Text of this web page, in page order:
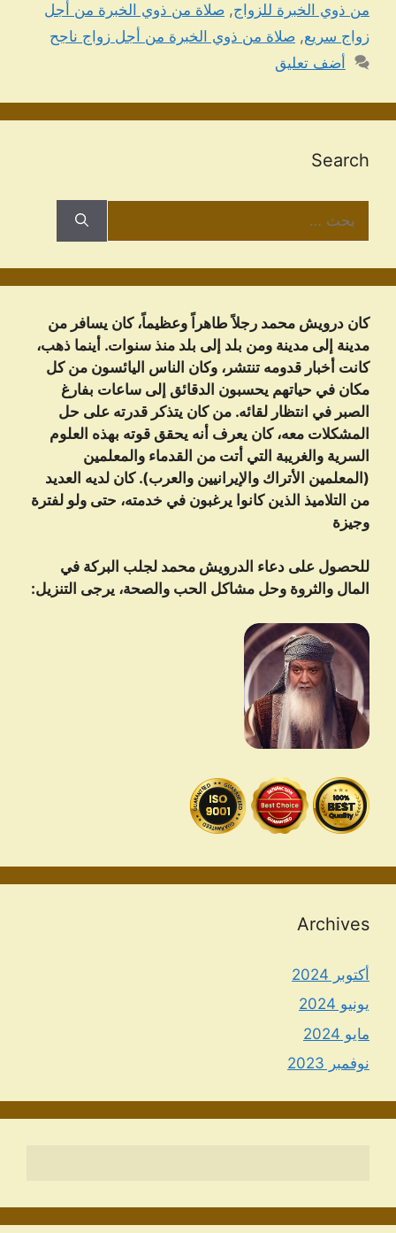
من ذوي الخبرة للزواج, صلاة من ذوي الخبرة من أجل
زواج سريع, صلاة من ذوي الخبرة من أجل زواج ناجح
أضف تعليق
Search
عن:
كان درويش محمد رجلاً طاهراً وعظيماً، كان يسافر من
مدينة إلى مدينة ومن بلد إلى بلد منذ سنوات. أينما ذهب،
كانت أخبار قدومه تنتشر، وكان الناس اليائسون من كل
مكان في حياتهم يحسبون الدقائق إلى ساعات بفارغ
الصبر في انتظار لقائه. من كان يتذكر قدرته على حل
المشكلات معه، كان يعرف أنه يحقق قوته بهذه العلوم
السرية والغريبة التي أتت من القدماء والمعلمين
(المعلمين الأتراك والإيرانيين والعرب). كان لديه العديد
من التلاميذ الذين كانوا يرغبون في خدمته، حتى ولو لفترة
وجيزة
للحصول على دعاء الدرویش محمد لجلب البركة في
المال والثروة وحل مشاكل الحب والصحة، يرجى التنزيل:
Archives
أكتوبر 2024
يونيو 2024
مايو 2024
نوفمبر 2023